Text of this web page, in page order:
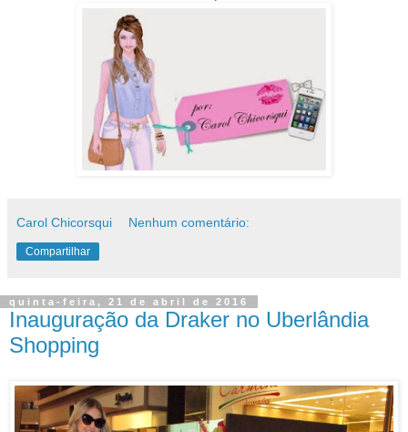
Carol Chicorsqui Nenhum comentário:
Compartilhar
quinta-feira, 21 de abril de 2016
Inauguração da Draker no Uberlândia
Shopping